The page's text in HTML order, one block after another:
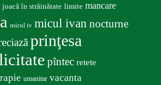
joacă în străinătate limite mancare
micul iv micul ivan nocturne
prinţesa
pîntec retete
umanitar vacanta